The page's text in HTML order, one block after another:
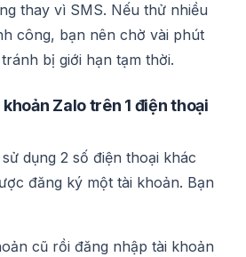
thay vì SMS. Nếu thử nhiều
công, bạn nên chờ vài phút
bị giới hạn tạm thời.
Zalo trên 1 điện thoại
dụng 2 số điện thoại khác
đăng ký một tài khoản. Bạn
cũ rồi đăng nhập tài khoản